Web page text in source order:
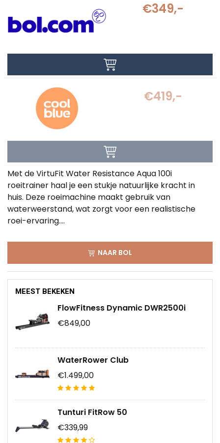
€349,-
€419,-
Met de VirtuFit Water Resistance Aqua 100i
roeitrainer haal je een stukje natuurlijke kracht in
huis. Deze roeimachine maakt gebruik van
waterweerstand, wat zorgt voor een realistische
roei-ervaring....
NAAR BOL
MEEST BEKEKEN
FlowFitness Dynamic DWR2500i
€849,00
WaterRower Club
€1.499,00
Tunturi FitRow 50
€339,99